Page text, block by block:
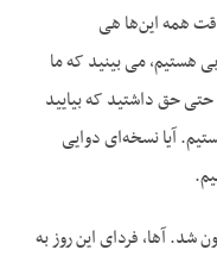
وقت همه این‌ها هی
هستیم، می بینید که ما
حق داشتید که بیایید
آیا نسخه‌ای دوایی
شد. آها، فردای این روز به